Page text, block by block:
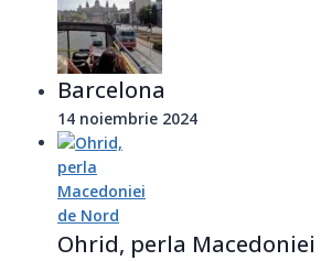
Barcelona
14 noiembrie 2024
Ohrid, perla Macedoniei